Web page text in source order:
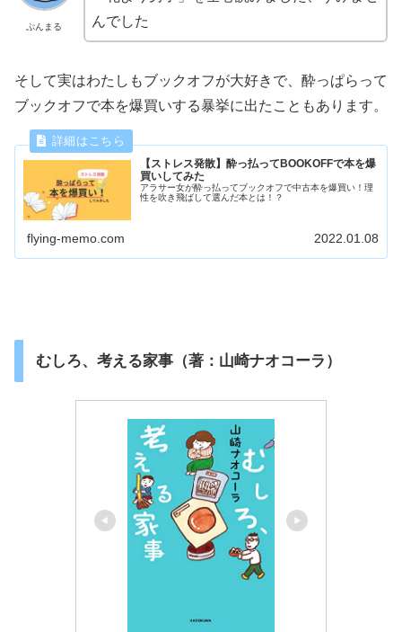
ぷんまる
んでした
そして実はわたしもブックオフが大好きで、酔っぱらって
ブックオフで本を爆買いする暴挙に出たこともあります。
【ストレス発散】酔っ払ってBOOKOFFで本を爆
買いしてみた
アラサー女が酔っ払ってブックオフで中古本を爆買い！理
性を吹き飛ばして選んだ本とは！？
flying-memo.com 2022.01.08
むしろ、考える家事（著：山崎ナオコーラ）